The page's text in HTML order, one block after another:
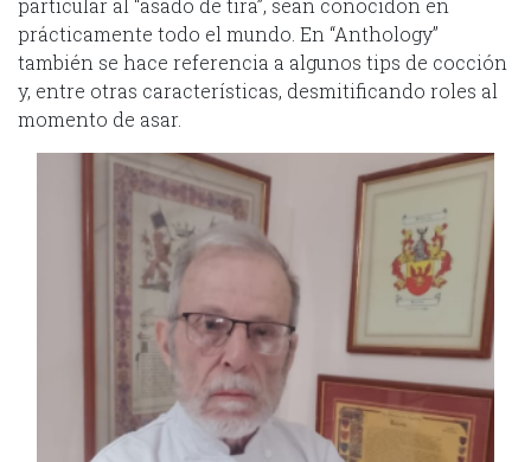
particular al “asado de tira”, sean conocidon en
prácticamente todo el mundo. En “Anthology”
también se hace referencia a algunos tips de cocción
y, entre otras características, desmitificando roles al
momento de asar.